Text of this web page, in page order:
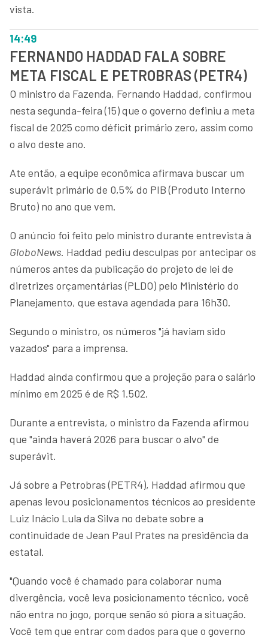
vista.
14:49
FERNANDO HADDAD FALA SOBRE
META FISCAL E PETROBRAS (PETR4)
O ministro da Fazenda, Fernando Haddad, confirmou
nesta segunda-feira (15) que o governo definiu a meta
fiscal de 2025 como déficit primário zero, assim como
o alvo deste ano.
Ate então, a equipe econômica afirmava buscar um
superávit primário de 0,5% do PIB (Produto Interno
Bruto) no ano que vem.
O anúncio foi feito pelo ministro durante entrevista à
GloboNews. Haddad pediu desculpas por antecipar os
números antes da publicação do projeto de lei de
diretrizes orçamentárias (PLDO) pelo Ministério do
Planejamento, que estava agendada para 16h30.
Segundo o ministro, os números "já haviam sido
vazados" para a imprensa.
Haddad ainda confirmou que a projeção para o salário
mínimo em 2025 é de R$ 1.502.
Durante a entrevista, o ministro da Fazenda afirmou
que "ainda haverá 2026 para buscar o alvo" de
superávit.
Já sobre a Petrobras (PETR4), Haddad afirmou que
apenas levou posicionamentos técnicos ao presidente
Luiz Inácio Lula da Silva no debate sobre a
continuidade de Jean Paul Prates na presidência da
estatal.
"Quando você é chamado para colaborar numa
divergência, você leva posicionamento técnico, você
não entra no jogo, porque senão só piora a situação.
Você tem que entrar com dados para que o governo